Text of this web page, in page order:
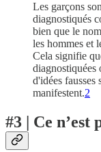
Les garçons
diagnostiqués
bien que le
les hommes et
Cela signifie
diagnostiquées
d'idées fausses
manifestent.2
#3 | Ce n’est